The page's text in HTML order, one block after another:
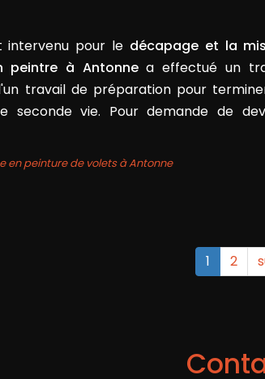
pour le décapage et la
peintre à Antonnea effectué un
travail de préparation pour
seconde vie. Pour demande de
en peinture de volets à Antonne
1 2